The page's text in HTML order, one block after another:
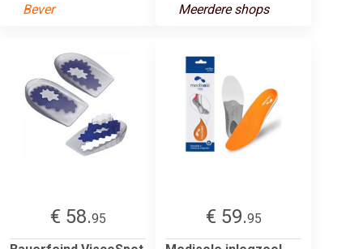
Bever Meerdere shops
€ 58.95
€ 59.95